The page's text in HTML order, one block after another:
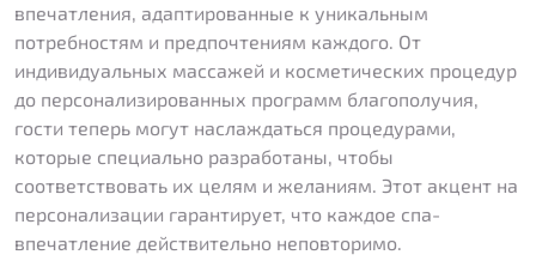
впечатления, адаптированные к уникальным
потребностям и предпочтениям каждого. От
индивидуальных массажей и косметических процедур
до персонализированных программ благополучия,
гости теперь могут наслаждаться процедурами,
которые специально разработаны, чтобы
соответствовать их целям и желаниям. Этот акцент на
персонализации гарантирует, что каждое спа-
впечатление действительно неповторимо.